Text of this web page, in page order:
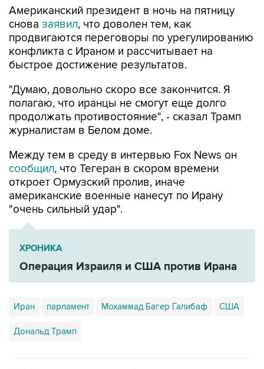
Американский президент в ночь на пятницу
снова заявил, что доволен тем, как
продвигаются переговоры по урегулированию
конфликта с Ираном и рассчитывает на
быстрое достижение результатов.
"Думаю, довольно скоро все закончится. Я
полагаю, что иранцы не смогут еще долго
продолжать противостояние", - сказал Трамп
журналистам в Белом доме.
Между тем в среду в интервью Fox News он
сообщил, что Тегеран в скором времени
откроет Ормузский пролив, иначе
американские военные нанесут по Ирану
"очень сильный удар".
ХРОНИКА
Операция Израиля и США против Ирана
Иран парламент Мохаммад Багер Галибаф США
Дональд Трамп